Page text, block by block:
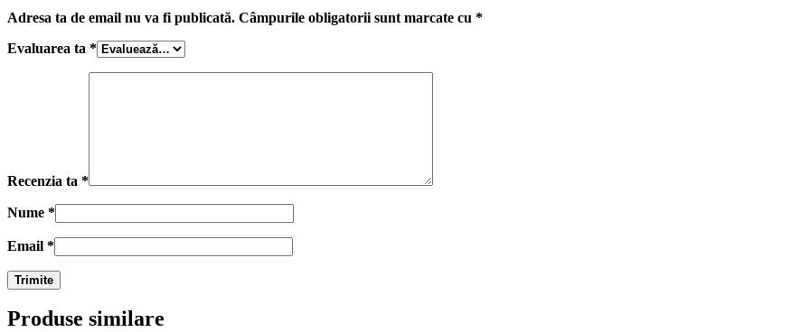
Adresa ta de email nu va fi publicată. Câmpurile obligatorii sunt marcate cu *
Evaluarea ta *
Recenzia ta *
Nume *
Email *
Produse similare